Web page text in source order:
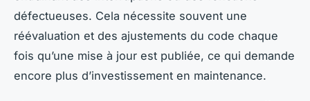
défectueuses. Cela nécessite souvent une
réévaluation et des ajustements du code chaque
fois qu’une mise à jour est publiée, ce qui demande
encore plus d’investissement en maintenance.